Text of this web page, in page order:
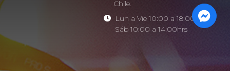
Chile.
Lun a Vie 10:00 a 18:00hrs -
Sáb 10:00 a 14:00hrs